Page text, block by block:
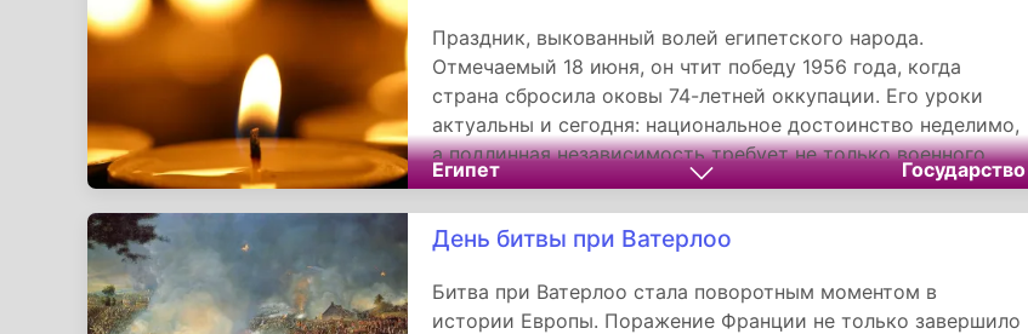
Праздник, выкованный волей египетского народа.
Отмечаемый 18 июня, он чтит победу 1956 года, когда
страна сбросила оковы 74-летней оккупации. Его уроки
актуальны и сегодня: национальное достоинство неделимо,
а подлинная независимость требует не только военного
мужества, но и готовности протянуть руку помощи другим.
Египет Государство
День битвы при Ватерлоо
Битва при Ватерлоо стала поворотным моментом в
истории Европы. Поражение Франции не только завершило